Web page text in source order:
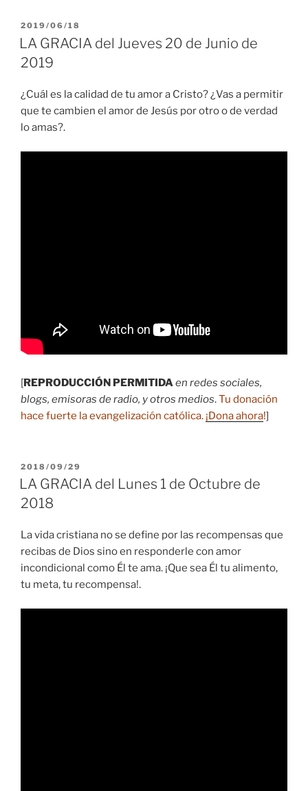
PUBLICADO
EL
2019/06/18
LA GRACIA del Jueves 20 de Junio de
2019
¿Cuál es la calidad de tu amor a Cristo? ¿Vas a permitir
que te cambien el amor de Jesús por otro o de verdad
lo amas?.
[REPRODUCCIÓN PERMITIDAen redes sociales,
blogs, emisoras de radio, y otros medios.Tu donación
hace fuerte la evangelización católica. ¡Dona ahora!]
PUBLICADO
EL
2018/09/29
LA GRACIA del Lunes 1 de Octubre de
2018
La vida cristiana no se define por las recompensas que
recibas de Dios sino en responderle con amor
incondicional como Él te ama. ¡Que sea Él tu alimento,
tu meta, tu recompensa!.